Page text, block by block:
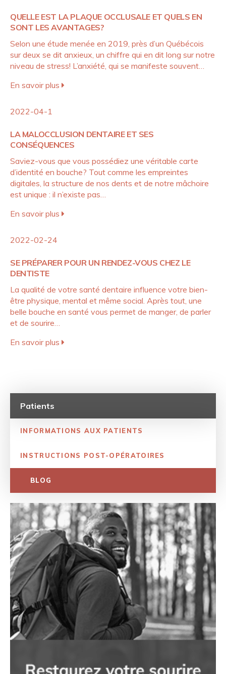
QUELLE EST LA PLAQUE OCCLUSALE ET QUELS EN
SONT LES AVANTAGES?
Selon une étude menée en 2019, près d’un Québécois
sur deux se dit anxieux, un chiffre qui en dit long sur notre
niveau de stress! L’anxiété, qui se manifeste souvent…
En savoir plus
2022-04-1
LA MALOCCLUSION DENTAIRE ET SES
CONSÉQUENCES
Saviez-vous que vous possédiez une véritable carte
d’identité en bouche? Tout comme les empreintes
digitales, la structure de nos dents et de notre mâchoire
est unique : il n’existe pas…
En savoir plus
2022-02-24
SE PRÉPARER POUR UN RENDEZ-VOUS CHEZ LE
DENTISTE
La qualité de votre santé dentaire influence votre bien-
être physique, mental et même social. Après tout, une
belle bouche en santé vous permet de manger, de parler
et de sourire…
En savoir plus
Patients
INFORMATIONS AUX PATIENTS
INSTRUCTIONS POST-OPÉRATOIRES
BLOG